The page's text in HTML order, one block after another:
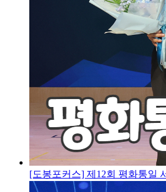
[도봉포커스] 제12회 평화통일